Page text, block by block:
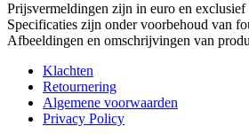
Prijsvermeldingen zijn in euro en
Specificaties zijn onder voorbehoud van
Afbeeldingen en omschrijvingen van
Klachten
Retournering
Algemene voorwaarden
Privacy Policy